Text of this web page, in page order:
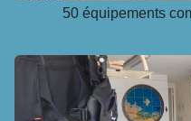
50 équipements